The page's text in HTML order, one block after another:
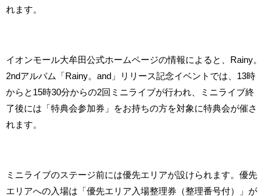
れます。
イオンモール大牟田公式ホームページの情報によると、Rainy。
2ndアルバム「Rainy。and」リリース記念イベントでは、13時
からと15時30分からの2回ミニライブが行われ、ミニライブ終
了後には「特典会参加券」をお持ちの方を対象に特典会が催さ
れます。
ミニライブのステージ前には優先エリアが設けられます。優先
エリアへの入場は「優先エリア入場整理券（整理番号付）」が